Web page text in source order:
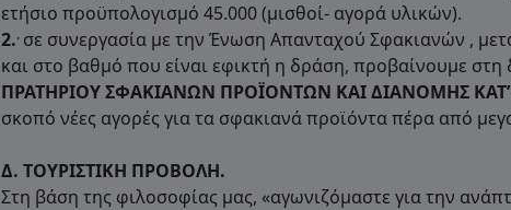
ετήσιο προϋπολογισμό 45.000 (μισθοί- αγορά υλικών).
2.. σε συνεργασία με την Ένωση Απανταχού Σφακιανών ,
και στο βαθμό που είναι εφικτή η δράση, προβαίνουμε στη
ΠΡΑΤΗΡΙΟΥ ΣΦΑΚΙΑΝΩΝ ΠΡΟΪΟΝΤΩΝ ΚΑΙ ΔΙΑΝΟΜΗΣ
σκοπό νέες αγορές για τα σφακιανά προϊόντα πέρα από
Δ. ΤΟΥΡΙΣΤΙΚΗ ΠΡΟΒΟΛΗ.
Στη βάση της φιλοσοφίας μας, «αγωνιζόμαστε για την